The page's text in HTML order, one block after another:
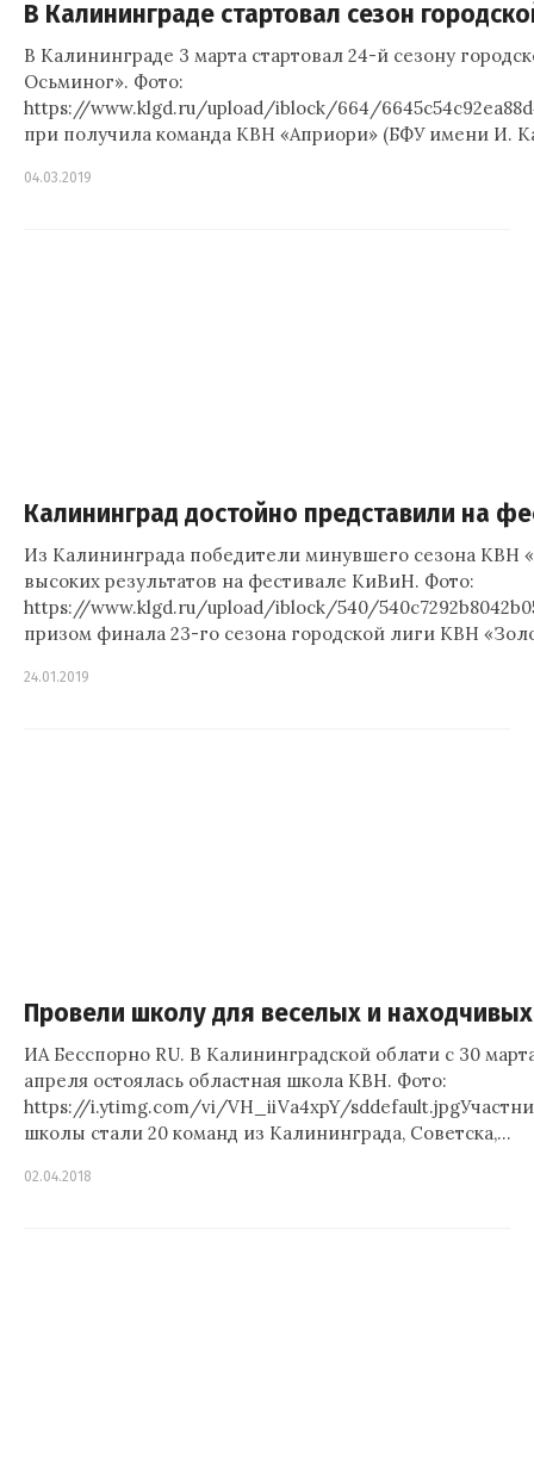
В Калининграде стартовал сезон
В Калининграде 3 марта стартовал 24-й сезону
Осьминог». Фото:
https://www.klgd.ru/upload/iblock/664/
при получила команда КВН «Априори» (БФУ имени И.
04.03.2019
Калининград достойно представили на
Из Калининграда победители минувшего сезона КВН
высоких результатов на фестивале КиВиН. Фото:
https://www.klgd.ru/upload/iblock/540/
призом финала 23-го сезона городской лиги КВН
24.01.2019
Провели школу для веселых и находчивых
ИА Бесспорно RU. В Калининградской облати с 30
апреля остоялась областная школа КВН. Фото:
https://i.ytimg.com/vi/VH_iiVa4xpY/
школы стали 20 команд из Калининграда, Советска,…
02.04.2018